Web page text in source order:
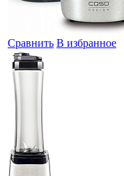
Сравнить В избранное